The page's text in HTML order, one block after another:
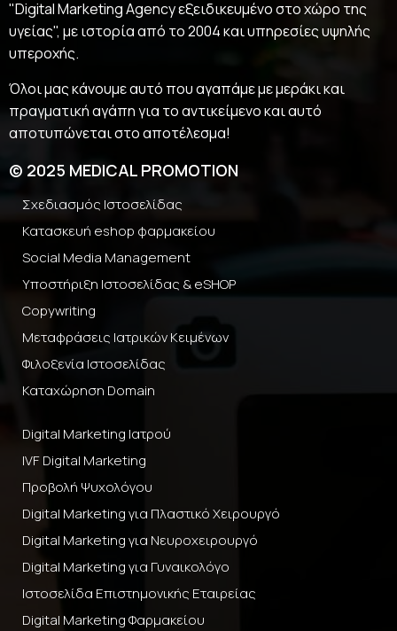
"Digital Marketing Agency εξειδικευμένο στο χώρο της
υγείας", με ιστορία από το 2004 και υπηρεσίες υψηλής
υπεροχής.
Όλοι μας κάνουμε αυτό που αγαπάμε με μεράκι και
πραγματική αγάπη για το αντικείμενο και αυτό
αποτυπώνεται στο αποτέλεσμα!
© 2025 MEDICAL PROMOTION
Σχεδιασμός Ιστοσελίδας
Κατασκευή eshop φαρμακείου
Social Media Management
Υποστήριξη Ιστοσελίδας & eSHOP
Copywriting
Μεταφράσεις Ιατρικών Κειμένων
Φιλοξενία Ιστοσελίδας
Καταχώρηση Domain
Digital Marketing Ιατρού
IVF Digital Marketing
Προβολή Ψυχολόγου
Digital Marketing για Πλαστικό Χειρουργό
Digital Marketing για Νευροχειρουργό
Digital Marketing για Γυναικολόγο
Ιστοσελίδα Επιστημονικής Εταιρείας
Digital Marketing Φαρμακείου